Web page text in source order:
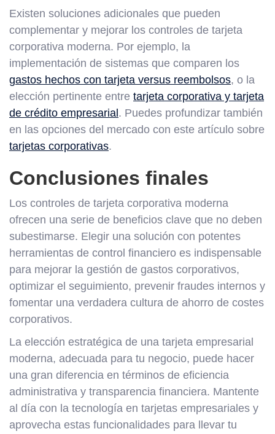
Existen soluciones adicionales que pueden
complementar y mejorar los controles de tarjeta
corporativa moderna. Por ejemplo, la
implementación de sistemas que comparen los
gastos hechos con tarjeta versus reembolsos, o la
elección pertinente entre tarjeta corporativa y tarjeta
de crédito empresarial. Puedes profundizar también
en las opciones del mercado con este artículo sobre
tarjetas corporativas.
Conclusiones finales
Los controles de tarjeta corporativa moderna
ofrecen una serie de beneficios clave que no deben
subestimarse. Elegir una solución con potentes
herramientas de control financiero es indispensable
para mejorar la gestión de gastos corporativos,
optimizar el seguimiento, prevenir fraudes internos y
fomentar una verdadera cultura de ahorro de costes
corporativos.
La elección estratégica de una tarjeta empresarial
moderna, adecuada para tu negocio, puede hacer
una gran diferencia en términos de eficiencia
administrativa y transparencia financiera. Mantente
al día con la tecnología en tarjetas empresariales y
aprovecha estas funcionalidades para llevar tu